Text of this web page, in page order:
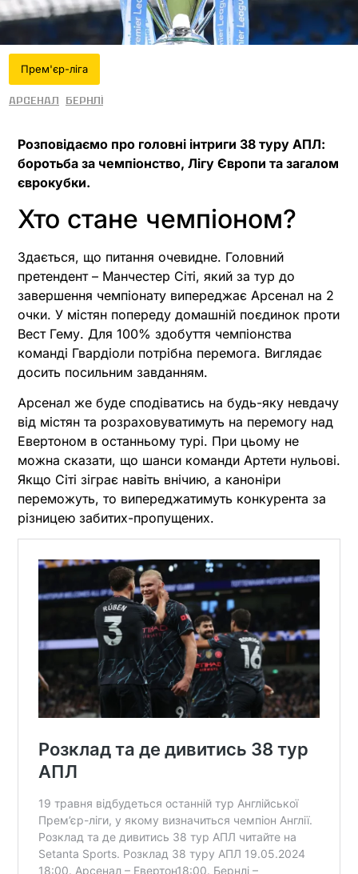
Прем'єр-ліга
Арсенал Бернлі
Розповідаємо про головні інтриги 38 туру АПЛ:
боротьба за чемпіонство, Лігу Європи та загалом
єврокубки.
Хто стане чемпіоном?
Здається, що питання очевидне. Головний
претендент – Манчестер Сіті, який за тур до
завершення чемпіонату випереджає Арсенал на 2
очки. У містян попереду домашній поєдинок проти
Вест Гему. Для 100% здобуття чемпіонства
команді Гвардіоли потрібна перемога. Виглядає
досить посильним завданням.
Арсенал же буде сподіватись на будь-яку невдачу
від містян та розраховуватимуть на перемогу над
Евертоном в останньому турі. При цьому не
можна сказати, що шанси команди Артети нульові.
Якщо Сіті зіграє навіть внічию, а каноніри
переможуть, то випереджатимуть конкурента за
різницею забитих-пропущених.